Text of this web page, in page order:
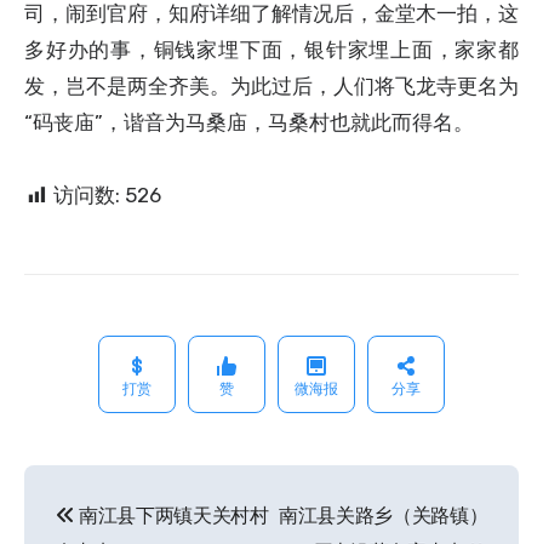
司，闹到官府，知府详细了解情况后，金堂木一拍，这
多好办的事，铜钱家埋下面，银针家埋上面，家家都
发，岂不是两全齐美。为此过后，人们将飞龙寺更名为
“码丧庙”，谐音为马桑庙，马桑村也就此而得名。
访问数: 526
打赏 赞 微海报 分享
文 南江县下两镇天关村村 南江县关路乡（关路镇）